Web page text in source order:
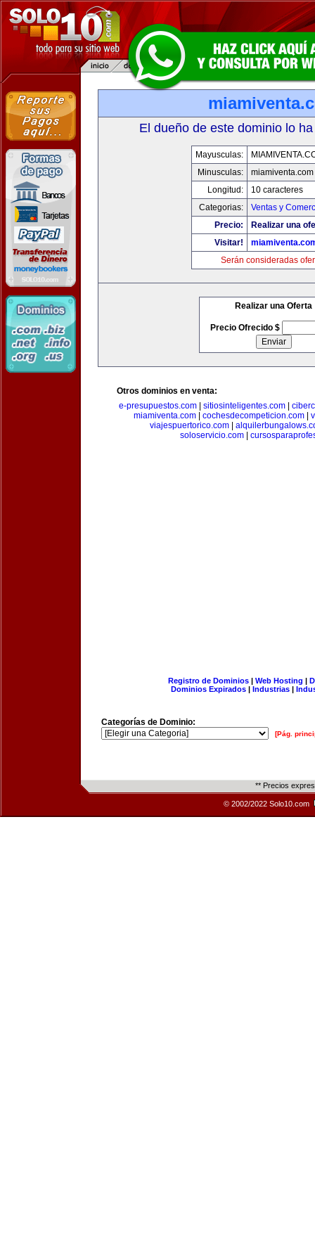
El dueño de este dominio lo
Mayusculas:
Minusculas:
miamiventa.com
Longitud:
10 caracteres
Categorias:
Ventas y
Precio:
Realizar una
Visitar!
Serán consideradas
Realizar una Oferta
Precio Ofrecido $
Otros dominios en venta:
e-presupuestos.com
sitiosinteligentes.com
miamiventa.com
cochesdecompeticion.com
viajespuertorico.com|
soloservicio.com|
Registro de Dominios| Web Hosting |
Dominios Expirados | Industrias |
Categorías de Dominio:
[Pág.
** Precios
© 2002/2022 Solo10.com